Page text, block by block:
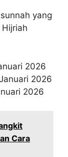
yang
2026
2026
2026
Cara